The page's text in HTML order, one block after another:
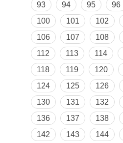
93 94 95 96
100
101 102
106
107 108
112
113 114
118
119 120
124
125 126
130
131 132
136
137 138
142
143 144